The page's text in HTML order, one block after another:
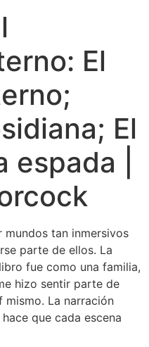
El
El
|
tan inmersivos
parte de ellos. La
fue como una familia,
hizo sentir parte de
La narración
que cada escena